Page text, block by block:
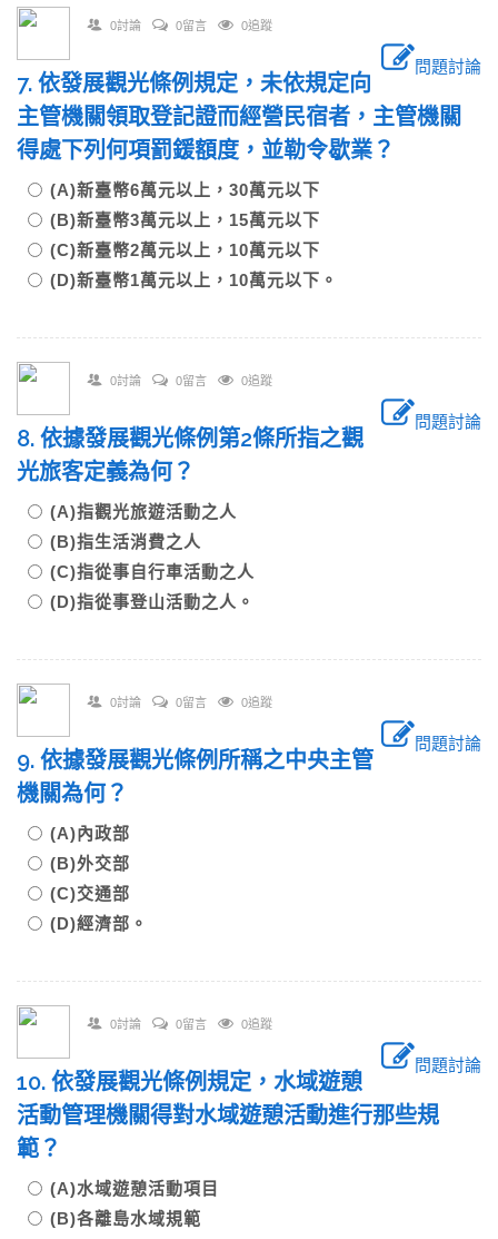
0討論 0留言 0追蹤
問題討論
7. 依發展觀光條例規定，未依規定向
主管機關領取登記證而經營民宿者，主管機關
得處下列何項罰鍰額度，並勒令歇業？
(A)新臺幣6萬元以上，30萬元以下
(B)新臺幣3萬元以上，15萬元以下
(C)新臺幣2萬元以上，10萬元以下
(D)新臺幣1萬元以上，10萬元以下。
0討論 0留言 0追蹤
問題討論
8. 依據發展觀光條例第2條所指之觀
光旅客定義為何？
(A)指觀光旅遊活動之人
(B)指生活消費之人
(C)指從事自行車活動之人
(D)指從事登山活動之人。
0討論 0留言 0追蹤
問題討論
9. 依據發展觀光條例所稱之中央主管
機關為何？
(A)內政部
(B)外交部
(C)交通部
(D)經濟部。
0討論 0留言 0追蹤
問題討論
10. 依發展觀光條例規定，水域遊憩
活動管理機關得對水域遊憩活動進行那些規
範？
(A)水域遊憩活動項目
(B)各離島水域規範